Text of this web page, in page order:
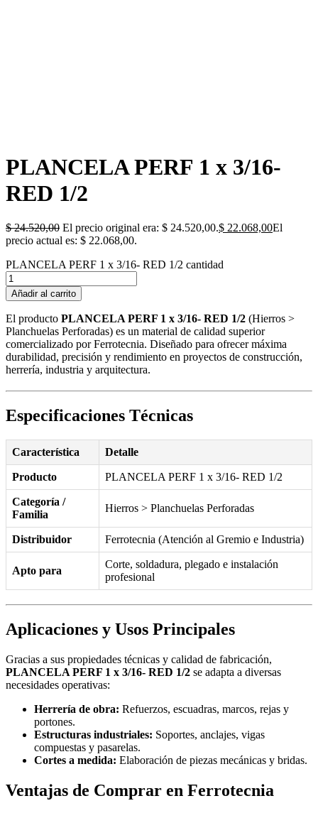
PLANCELA PERF 1 x 3/16-
RED 1/2
$24.520,00 El precio original era: $ 24.520,00.$ 22.068,00El
precio actual es: $ 22.068,00.
PLANCELA PERF 1 x 3/16- RED 1/2 cantidad
Añadir al carrito
El producto PLANCELA PERF 1 x 3/16- RED 1/2 (Hierros >
Planchuelas Perforadas) es un material de calidad superior
comercializado por Ferrotecnia. Diseñado para ofrecer máxima
durabilidad, precisión y rendimiento en proyectos de construcción,
herrería, industria y arquitectura.
Especificaciones Técnicas
Característica Detalle
Producto PLANCELA PERF 1 x 3/16- RED 1/2
Categoría /
Familia
Hierros > Planchuelas Perforadas
Distribuidor Ferrotecnia (Atención al Gremio e Industria)
Apto para
Corte, soldadura, plegado e instalación
profesional
Aplicaciones y Usos Principales
Gracias a sus propiedades técnicas y calidad de fabricación,
PLANCELA PERF 1 x 3/16- RED 1/2 se adapta a diversas
necesidades operativas:
Herrería de obra: Refuerzos, escuadras, marcos, rejas y
portones.
Estructuras industriales: Soportes, anclajes, vigas
compuestas y pasarelas.
Cortes a medida: Elaboración de piezas mecánicas y bridas.
Ventajas de Comprar en Ferrotecnia